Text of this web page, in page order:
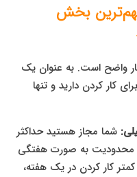
بخش
واضح است. به عنوان یک
کار کردن دارید و تنها
شما مجاز هستید حداکثر
محدودیت به صورت هفتگی
کار کردن در یک هفته،